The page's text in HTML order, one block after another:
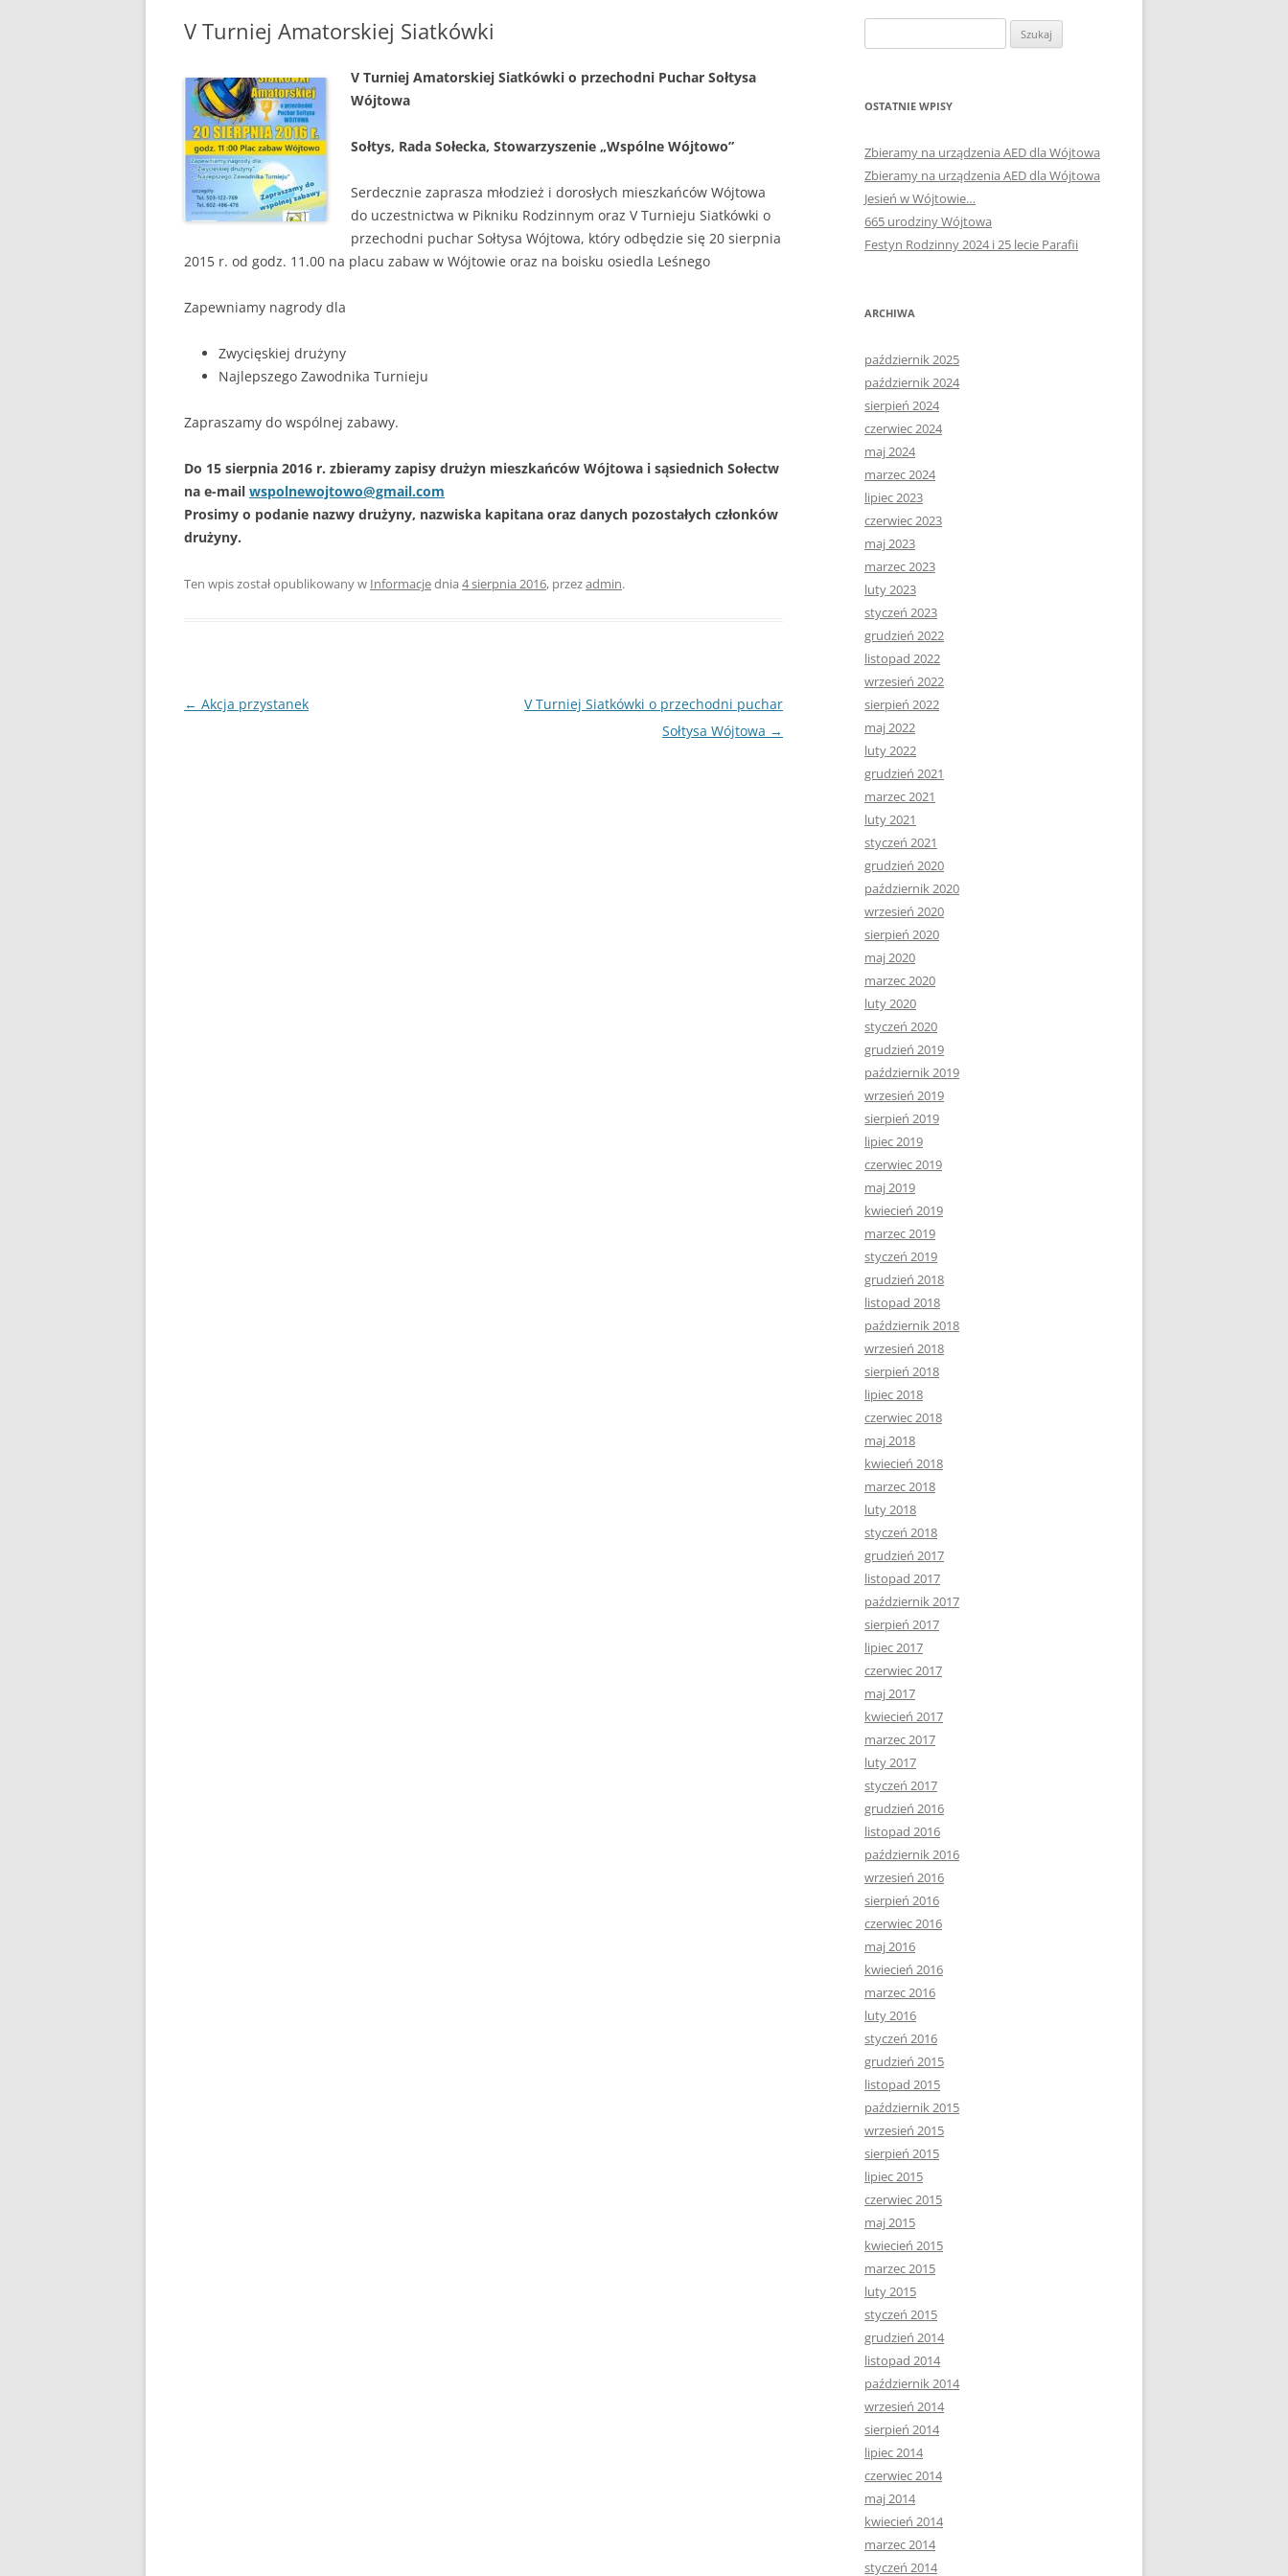
POPRZEDNIA STRONA
V Turniej Amatorskiej Siatkówki
V Turniej Amatorskiej Siatkówki o przechodni Puchar Sołtysa
Wójtowa
Sołtys, Rada Sołecka, Stowarzyszenie „Wspólne Wójtowo”
Serdecznie zaprasza młodzież i dorosłych mieszkańców Wójtowa
do uczestnictwa w Pikniku Rodzinnym oraz V Turnieju Siatkówki o
przechodni puchar Sołtysa Wójtowa, który odbędzie się 20 sierpnia
2015 r. od godz. 11.00 na placu zabaw w Wójtowie oraz na boisku osiedla Leśnego
Zapewniamy nagrody dla
Zwycięskiej drużyny
Najlepszego Zawodnika Turnieju
Zapraszamy do wspólnej zabawy.
Do 15 sierpnia 2016 r. zbieramy zapisy drużyn mieszkańców Wójtowa i sąsiednich Sołectw
na e-mail wspolnewojtowo@gmail.com
Prosimy o podanie nazwy drużyny, nazwiska kapitana oraz danych pozostałych członków
drużyny.
Ten wpis został opublikowany w Informacjednia 4 sierpnia 2016, przezadmin.
Nawigacja
← Akcja przystanek
V Turniej Siatkówki o przechodni puchar
Sołtysa Wójtowa →
OSTATNIE WPISY
Zbieramy na urządzenia AED dla Wójtowa
Zbieramy na urządzenia AED dla Wójtowa
Jesień w Wójtowie…
665 urodziny Wójtowa
Festyn Rodzinny 2024 i 25 lecie Parafii
ARCHIWA
październik 2025
październik 2024
sierpień 2024
czerwiec 2024
maj 2024
marzec 2024
lipiec 2023
czerwiec 2023
maj 2023
marzec 2023
luty 2023
styczeń 2023
grudzień 2022
listopad 2022
wrzesień 2022
sierpień 2022
maj 2022
luty 2022
grudzień 2021
marzec 2021
luty 2021
styczeń 2021
grudzień 2020
październik 2020
wrzesień 2020
sierpień 2020
maj 2020
marzec 2020
luty 2020
styczeń 2020
grudzień 2019
październik 2019
wrzesień 2019
sierpień 2019
lipiec 2019
czerwiec 2019
maj 2019
kwiecień 2019
marzec 2019
styczeń 2019
grudzień 2018
listopad 2018
październik 2018
wrzesień 2018
sierpień 2018
lipiec 2018
czerwiec 2018
maj 2018
kwiecień 2018
marzec 2018
luty 2018
styczeń 2018
grudzień 2017
listopad 2017
październik 2017
sierpień 2017
lipiec 2017
czerwiec 2017
maj 2017
kwiecień 2017
marzec 2017
luty 2017
styczeń 2017
grudzień 2016
listopad 2016
październik 2016
wrzesień 2016
sierpień 2016
czerwiec 2016
maj 2016
kwiecień 2016
marzec 2016
luty 2016
styczeń 2016
grudzień 2015
listopad 2015
październik 2015
wrzesień 2015
sierpień 2015
lipiec 2015
czerwiec 2015
maj 2015
kwiecień 2015
marzec 2015
luty 2015
styczeń 2015
grudzień 2014
listopad 2014
październik 2014
wrzesień 2014
sierpień 2014
lipiec 2014
czerwiec 2014
maj 2014
kwiecień 2014
marzec 2014
styczeń 2014